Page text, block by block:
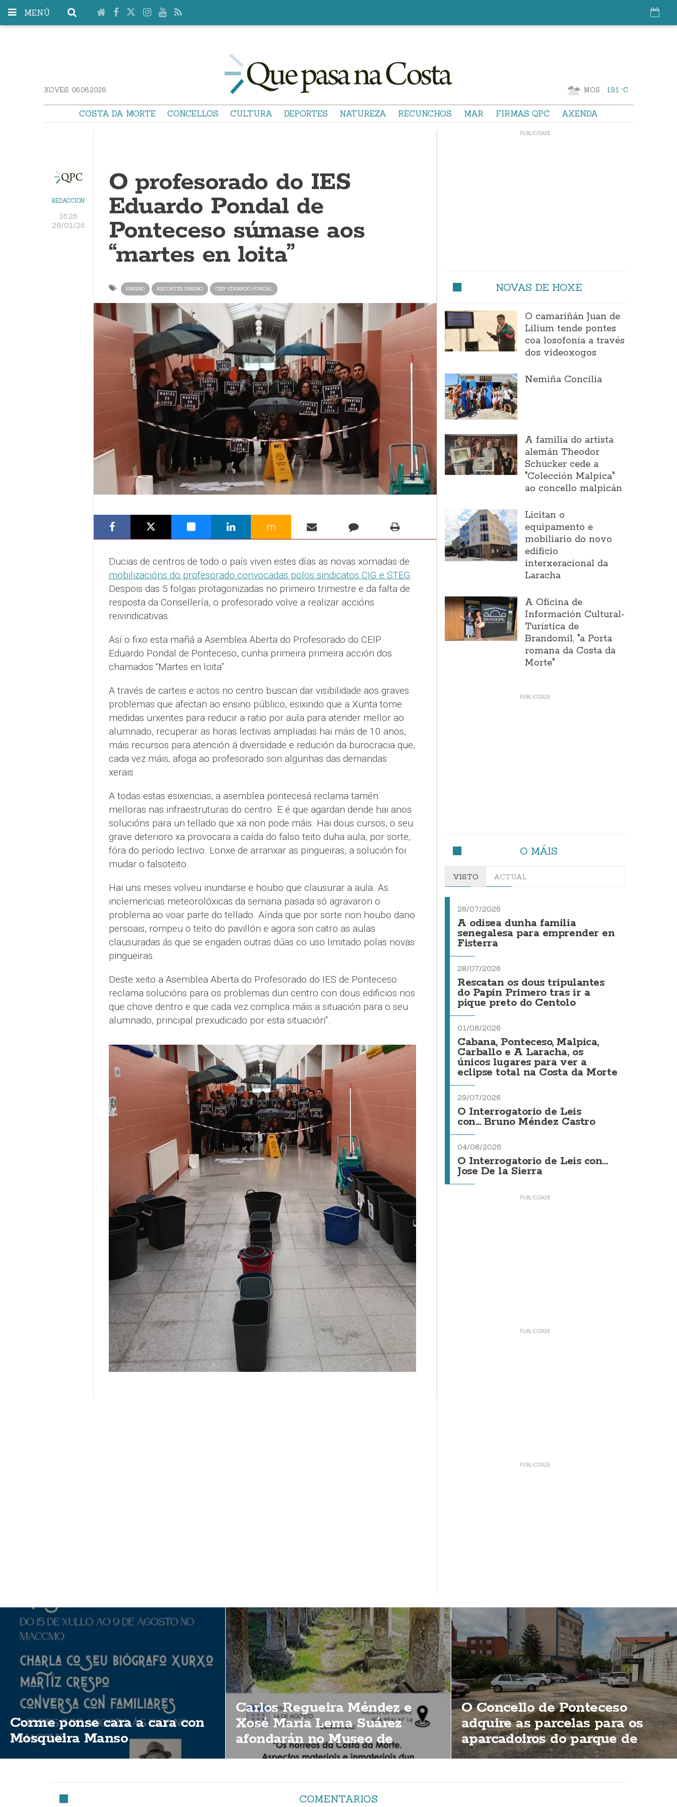
MENÚ
XOVES. 06.08.2026 MOS 19.1 °C
COSTA DA MORTE CONCELLOS CULTURA DEPORTES NATUREZA RECUNCHOS MAR FIRMAS QPC AXENDA
REDACCIÓN
16:26
28/01/26
O profesorado do IES
Eduardo Pondal de
Ponteceso súmase aos
“martes en loita”
ENSINO RECORTES ENSINO CEIP EDUARDO PONDAL
m
Ducias de centros de todo o país viven estes días as novas xornadas de
mobilizacións do profesorado convocadas polos sindicatos CIG e STEG.
Despois das 5 folgas protagonizadas no primeiro trimestre e da falta de
resposta da Consellería, o profesorado volve a realizar accións
reivindicativas.
Así o fixo esta mañá a Asemblea Aberta do Profesorado do CEIP
Eduardo Pondal de Ponteceso, cunha primeira primeira acción dos
chamados “Martes en loita”.
A través de carteis e actos no centro buscan dar visibilidade aos graves
problemas que afectan ao ensino público, esixindo que a Xunta tome
medidas urxentes para reducir a ratio por aula para atender mellor ao
alumnado, recuperar as horas lectivas ampliadas hai máis de 10 anos,
máis recursos para atención á diversidade e redución da burocracia que,
cada vez máis, afoga ao profesorado son algunhas das demandas
xerais.
A todas estas esixencias, a asemblea pontecesá reclama tamén
melloras nas infraestruturas do centro. E é que agardan dende hai anos
solucións para un tellado que xa non pode máis. Hai dous cursos, o seu
grave deterioro xa provocara a caída do falso teito duha aula, por sorte,
fóra do período lectivo. Lonxe de arranxar as pingueiras, a solución foi
mudar o falsoteito.
Hai uns meses volveu inundarse e houbo que clausurar a aula. As
inclemencias meteorolóxicas da semana pasada só agravaron o
problema ao voar parte do tellado. Aínda que por sorte non houbo dano
persoais, rompeu o teito do pavillón e agora son catro as aulas
clausuradas ás que se engaden outras dúas co uso limitado polas novas
pingueiras.
Deste xeito a Asemblea Aberta do Profesorado do IES de Ponteceso
reclama solucións para os problemas dun centro con dous edificios nos
que chove dentro e que cada vez complica máis a situación para o seu
alumnado, principal prexudicado por esta situación”.
NOVAS DE HOXE
O camariñán Juan de
Lilium tende pontes
coa losofonía a través
dos videoxogos
Nemiña Concilia
A familia do artista
alemán Theodor
Schücker cede a
"Colección Malpica"
ao concello malpicán
Licitan o
equipamento e
mobiliario do novo
edificio
interxeracional da
Laracha
A Oficina de
Información Cultural-
Turística de
Brandomil, "a Porta
romana da Costa da
Morte"
O MÁIS
VISTO ACTUAL
28/07/2026
A odisea dunha familia
senegalesa para emprender en
Fisterra
28/07/2026
Rescatan os dous tripulantes
do Papin Primero tras ir a
pique preto do Centolo
01/08/2026
Cabana, Ponteceso, Malpica,
Carballo e A Laracha, os
únicos lugares para ver a
eclipse total na Costa da Morte
29/07/2026
O Interrogatorio de Leis
con... Bruno Méndez Castro
04/08/2026
O Interrogatorio de Leis con...
Jose De la Sierra
Corme ponse cara a cara con
Mosqueira Manso
Carlos Regueira Méndez e
Xosé María Lema Suárez
afondarán no Museo de
Corme sobre a importancia
O Concello de Ponteceso
adquire as parcelas para os
aparcadoiros do parque de
Bouzas
COMENTARIOS